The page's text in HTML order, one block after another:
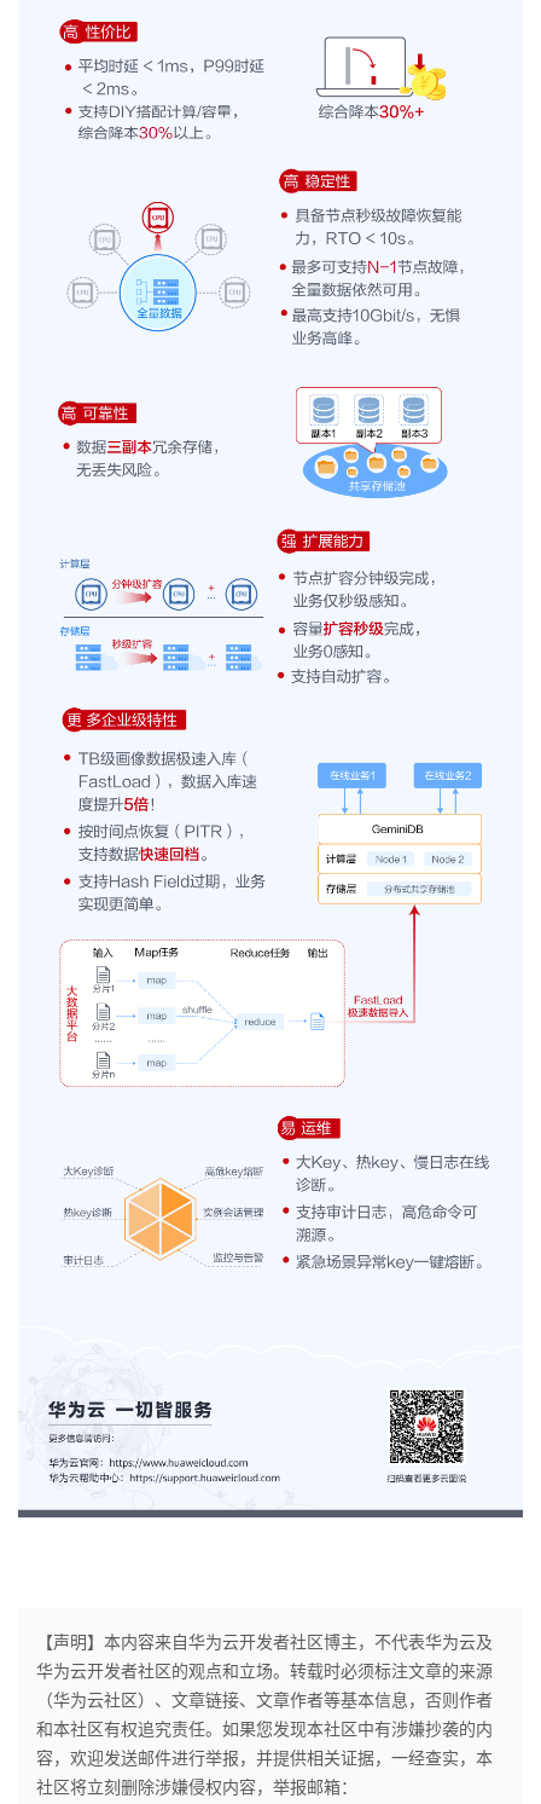
【声明】本内容来自华为云开发者社区博主，不代表华为云及
华为云开发者社区的观点和立场。转载时必须标注文章的来源
（华为云社区）、文章链接、文章作者等基本信息，否则作者
和本社区有权追究责任。如果您发现本社区中有涉嫌抄袭的内
容，欢迎发送邮件进行举报，并提供相关证据，一经查实，本
社区将立刻删除涉嫌侵权内容，举报邮箱：